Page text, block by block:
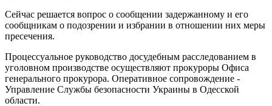
Сейчас решается вопрос о сообщении задержанному и его
сообщникам о подозрении и избрании в отношении них меры
пресечения.
Процессуальное руководство досудебным расследованием в
уголовном производстве осуществляют прокуроры Офиса
генерального прокурора. Оперативное сопровождение -
Управление Службы безопасности Украины в Одесской
области.